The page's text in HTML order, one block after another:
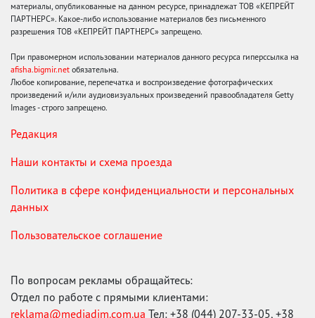
материалы, опубликованные на данном ресурсе, принадлежат ТОВ «КЕПРЕЙТ
ПАРТНЕРС». Какое-либо использование материалов без письменного
разрешения ТОВ «КЕПРЕЙТ ПАРТНЕРС» запрещено.
При правомерном использовании материалов данного ресурса гиперссылка на
afisha.bigmir.net обязательна.
Любое копирование, перепечатка и воспроизведение фотографических
произведений и/или аудиовизуальных произведений правообладателя Getty
Images - строго запрещено.
Редакция
Наши контакты и схема проезда
Политика в сфере конфиденциальности и персональных
данных
Пользовательское соглашение
По вопросам рекламы обращайтесь:
Отдел по работе с прямыми клиентами:
reklama@mediadim.com.ua Тел: +38 (044) 207-33-05, +38